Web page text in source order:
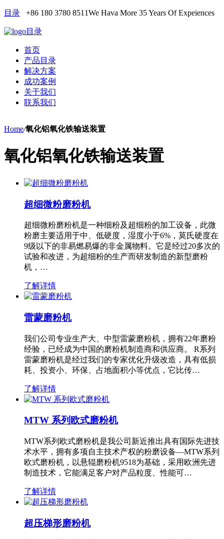
目录 +86 180 3780 8511We Hava More 35 Years Of Expeiences
目录
首页
产品目录
解决方案
成功案例
关于我们
联系我们
Home/氧化铝氧化铁输送装置
氧化铝氧化铁输送装置
超细微粉磨粉机
超细微粉磨粉机是一种细粉及超细粉的加工设备，此微
粉磨主要适用于中、低硬度，湿度小于6%，莫氏硬度在
9级以下的非易燃易爆的非金属物料。它是经过20多次的
试验和改进，为超细粉的生产而研发制造的新型磨粉
机，…
了解详情
雷蒙磨粉机
我们公司专业生产大、中型雷蒙磨粉机，拥有22年磨粉
经验，已经成为中国的磨粉机制造商和供应商。 R系列
雷蒙磨粉机是经过我们的专家优化升级改造，具有低损
耗、投资小、环保、占地面积小等优点，它比传…
了解详情
MTW 系列欧式磨粉机
MTW系列欧式磨粉机是我公司新近推出具有国际先进技
术水平，拥有多项自主技术产权的粉磨设备—MTW系列
欧式磨粉机，以悬辊磨粉机9518为基础，采用欧洲先进
制造技术，它能满足客户对产品粒度、性能可…
了解详情
超压梯形磨粉机